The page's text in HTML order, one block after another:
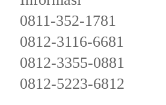
0811-352-1781
0812-3116-6681
0812-3355-0881
0812-5223-6812